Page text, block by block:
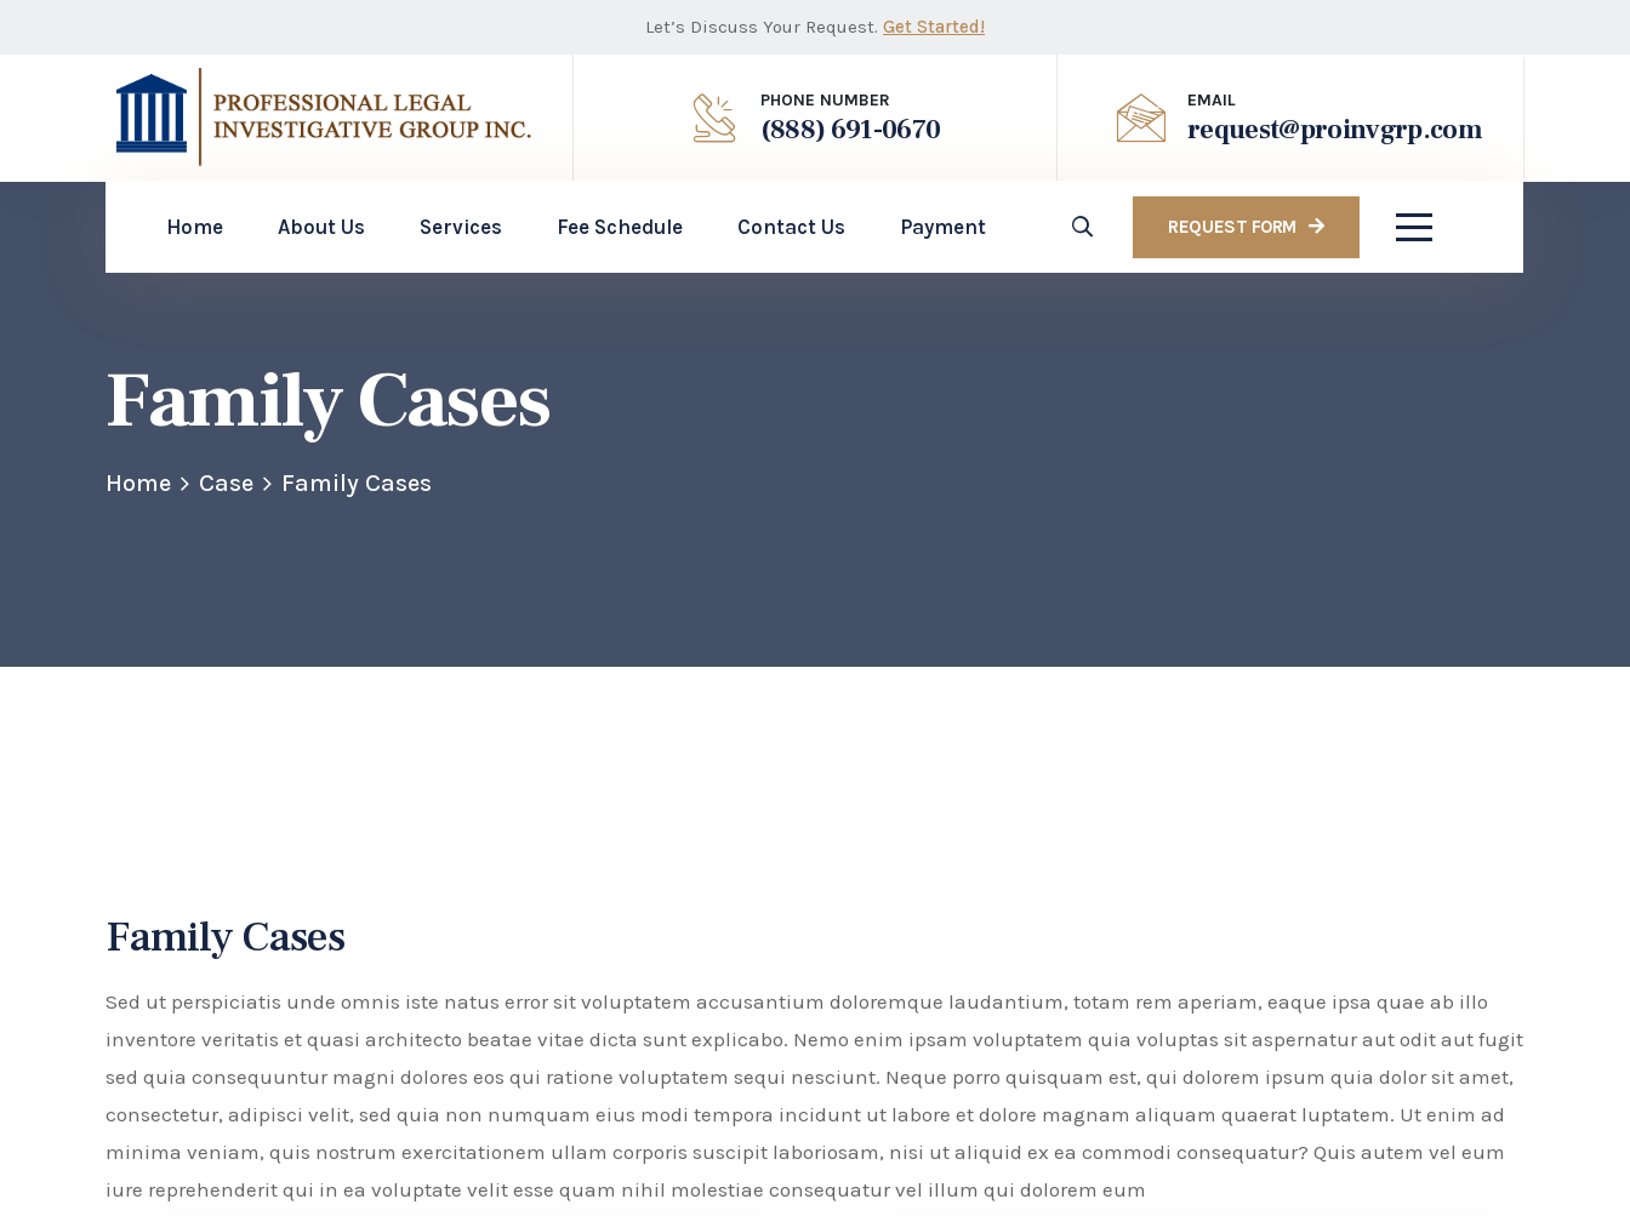
Let’s Discuss Your Request. Get Started!
PHONE NUMBER
(888) 691-0670
EMAIL
request@proinvgrp.com
Home About Us Services Fee Schedule Contact Us Payment REQUEST FORM
Family Cases
Home Case Family Cases
Family Cases
Sed ut perspiciatis unde omnis iste natus error sit voluptatem accusantium doloremque laudantium, totam rem aperiam, eaque ipsa quae ab illo
inventore veritatis et quasi architecto beatae vitae dicta sunt explicabo. Nemo enim ipsam voluptatem quia voluptas sit aspernatur aut odit aut fugit
sed quia consequuntur magni dolores eos qui ratione voluptatem sequi nesciunt. Neque porro quisquam est, qui dolorem ipsum quia dolor sit amet,
consectetur, adipisci velit, sed quia non numquam eius modi tempora incidunt ut labore et dolore magnam aliquam quaerat luptatem. Ut enim ad
minima veniam, quis nostrum exercitationem ullam corporis suscipit laboriosam, nisi ut aliquid ex ea commodi consequatur? Quis autem vel eum
iure reprehenderit qui in ea voluptate velit esse quam nihil molestiae consequatur vel illum qui dolorem eum